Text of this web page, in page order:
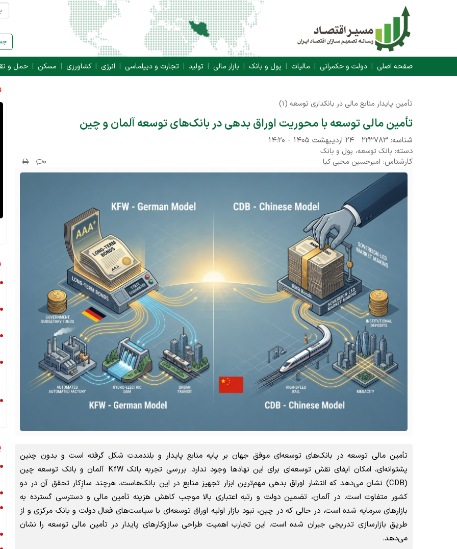
صفحه اصلی دولت و حکمرانی مالیات پول و بانک بازار مالی تولید تجارت و دیپلماسی انرژی کشاورزی مسکن حمل و
تأمین پایدار منابع مالی در بانکداری توسعه (۱)
تأمین مالی توسعه با محوریت اوراق بدهی در بانک‌های توسعه‌ آلمان و چین
شناسه: ۲۲۳۷۸۳
۲۴ اردیبهشت ۱۴۰۵ - ۱۴:۲۰
دسته: بانک توسعه، پول و بانک
کارشناس: امیرحسین محبی کیا ۰
تأمین مالی توسعه در بانک‌های توسعه‌ای موفق جهان بر پایه منابع پایدار و بلندمدت شکل گرفته است و بدون چنین
پشتوانه‌ای، امکان ایفای نقش توسعه‌ای برای این نهادها وجود ندارد. بررسی تجربه بانک KfW آلمان و بانک توسعه چین
(CDB) نشان می‌دهد که انتشار اوراق بدهی مهم‌ترین ابزار تجهیز منابع در این بانک‌هاست، هرچند سازِکار تحقق آن در دو
کشور متفاوت است. در آلمان، تضمین دولت و رتبه اعتباری بالا موجب کاهش هزینه تأمین مالی و دسترسی گسترده به
بازارهای سرمایه شده است، در حالی که در چین، نبود بازار اولیه اوراق توسعه‌ای با سیاست‌های فعال دولت و بانک مرکزی و از
طریق بازارسازی تدریجی جبران شده است. این تجارب اهمیت طراحی سازوکارهای پایدار در تأمین مالی توسعه را نشان
می‌دهد.